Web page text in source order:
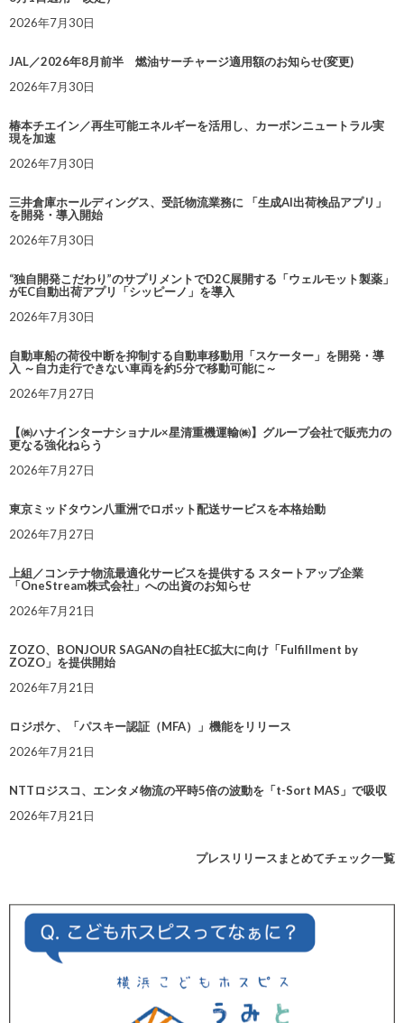
2026年7月30日
JAL／2026年8月前半 燃油サーチャージ適用額のお知らせ(変更)
2026年7月30日
椿本チエイン／再生可能エネルギーを活用し、カーボンニュートラル実
現を加速
2026年7月30日
三井倉庫ホールディングス、受託物流業務に 「生成AI出荷検品アプリ」
を開発・導入開始
2026年7月30日
“独自開発こだわり”のサプリメントでD2C展開する「ウェルモット製薬」
がEC自動出荷アプリ「シッピーノ」を導入
2026年7月30日
自動車船の荷役中断を抑制する自動車移動用「スケーター」を開発・導
入 ～自力走行できない車両を約5分で移動可能に～
2026年7月27日
【㈱ハナインターナショナル×星清重機運輸㈱】グループ会社で販売力の
更なる強化ねらう
2026年7月27日
東京ミッドタウン八重洲でロボット配送サービスを本格始動
2026年7月27日
上組／コンテナ物流最適化サービスを提供する スタートアップ企業
「OneStream株式会社」への出資のお知らせ
2026年7月21日
ZOZO、BONJOUR SAGANの自社EC拡大に向け「Fulfillment by
ZOZO」を提供開始
2026年7月21日
ロジポケ、「パスキー認証（MFA）」機能をリリース
2026年7月21日
NTTロジスコ、エンタメ物流の平時5倍の波動を「t-Sort MAS」で吸収
2026年7月21日
プレスリリースまとめてチェック一覧